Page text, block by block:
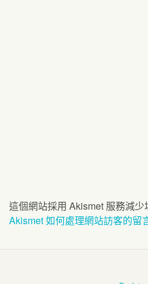
這個網站採用 Akismet 服務減少
Akismet 如何處理網站訪客的留